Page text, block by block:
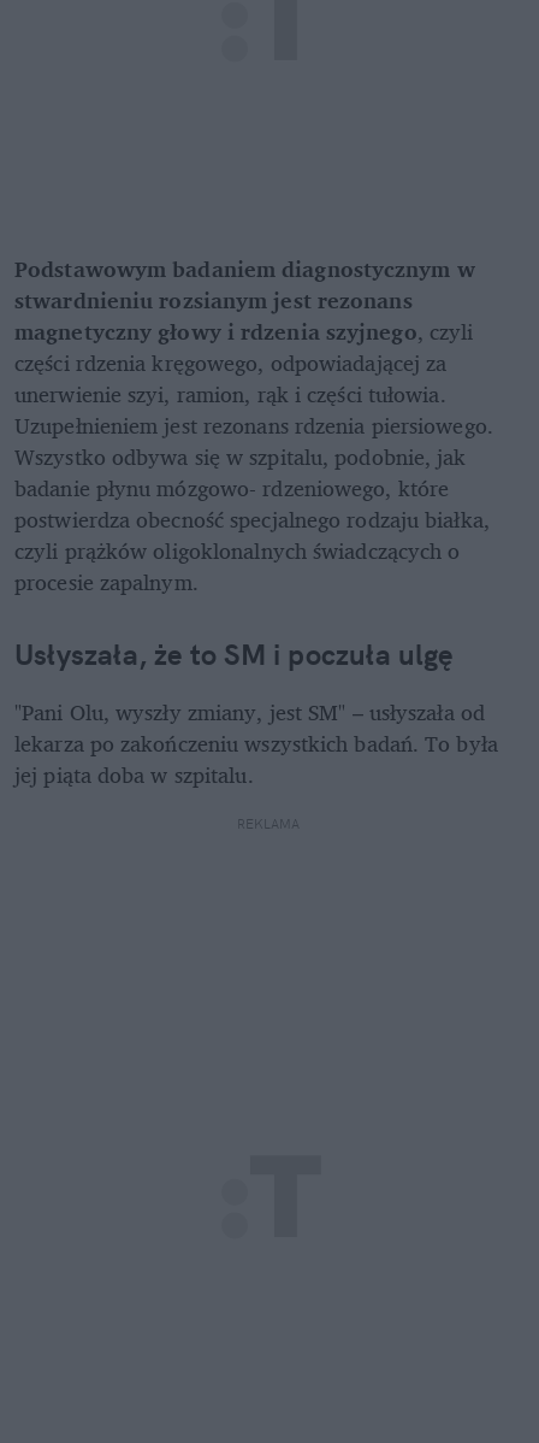
Podstawowym badaniem diagnostycznym w
stwardnieniu rozsianym jest rezonans
magnetyczny głowy i rdzenia szyjnego, czyli
części rdzenia kręgowego, odpowiadającej za
unerwienie szyi, ramion, rąk i części tułowia.
Uzupełnieniem jest rezonans rdzenia piersiowego.
Wszystko odbywa się w szpitalu, podobnie, jak
badanie płynu mózgowo- rdzeniowego, które
postwierdza obecność specjalnego rodzaju białka,
czyli prążków oligoklonalnych świadczących o
procesie zapalnym.
Usłyszała, że to SM i poczuła ulgę
"Pani Olu, wyszły zmiany, jest SM" – usłyszała od
lekarza po zakończeniu wszystkich badań. To była
jej piąta doba w szpitalu.
REKLAMA